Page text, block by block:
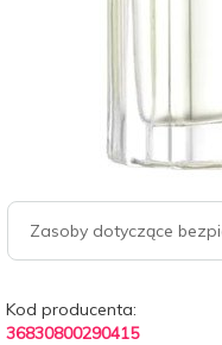
Zasoby dotyczące
Kod producenta:
36830800290415